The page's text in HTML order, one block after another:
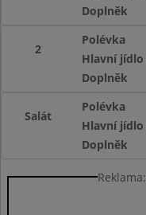
Doplněk
2
Polévka
Hlavní jídlo
Doplněk
Salát
Polévka
Hlavní jídlo
Doplněk
Reklama: